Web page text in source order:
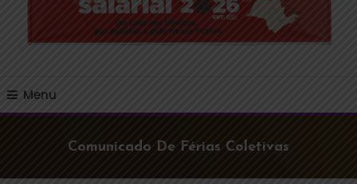
e Região
Menu
Comunicado De Férias Coletivas